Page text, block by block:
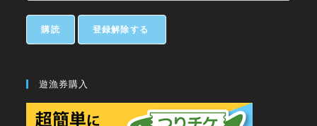
遊漁券購入